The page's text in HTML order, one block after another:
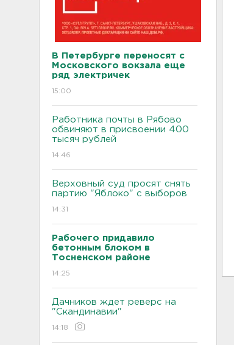
В Петербурге переносят с
Московского вокзала еще
ряд электричек
15:00
Работника почты в Рябово
обвиняют в присвоении 400
тысяч рублей
14:46
Верховный суд просят снять
партию "Яблоко" с выборов
14:31
Рабочего придавило
бетонным блоком в
Тосненском районе
14:25
Дачников ждет реверс на
"Скандинавии"
14:18